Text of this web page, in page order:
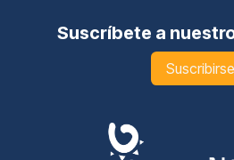
Suscríbete a
Suscribirse